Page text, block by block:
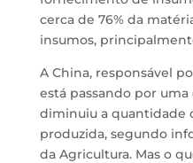
cerca de 76% da
insumos,
A China, responsável
está passando por
diminuiu a quantidade
produzida, segundo
da Agricultura. Mas o